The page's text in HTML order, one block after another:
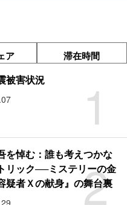
ア 滞在時間
1
被害状況
2
を悼む：誰も考えつかな
リック──ミステリーの金
疑者Ｘの献身』の舞台裏